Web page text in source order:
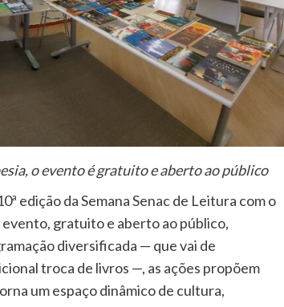
o evento é gratuito e aberto ao público
edição da Semana Senac de Leitura com o
gratuito e aberto ao público,
diversificada — que vai de
troca de livros —, as ações propõem
um espaço dinâmico de cultura,